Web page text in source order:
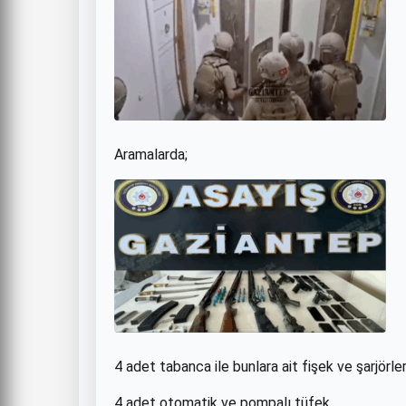
Aramalarda;
4 adet tabanca ile bunlara ait fişek ve